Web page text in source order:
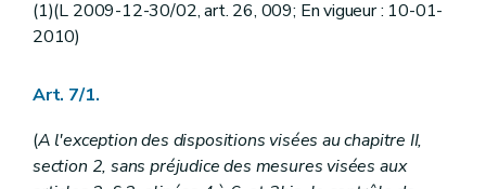
(1)(L 2009-12-30/02, art. 26, 009; En vigueur : 10-01-
2010)
Art. 7/1.
(A l'exception des dispositions visées au chapitre II,
section 2, sans préjudice des mesures visées aux